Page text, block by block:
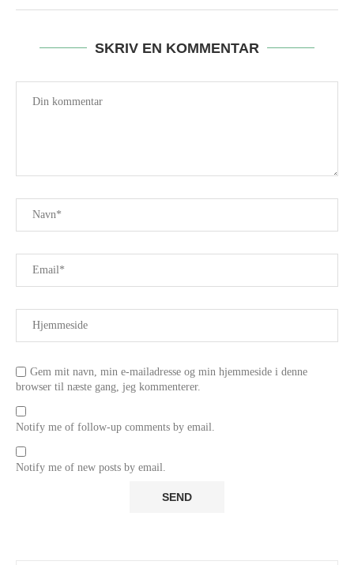
SKRIV EN KOMMENTAR
Gem mit navn, min e-mailadresse og min hjemmeside i denne
browser til næste gang, jeg kommenterer.
Notify me of follow-up comments by email.
Notify me of new posts by email.